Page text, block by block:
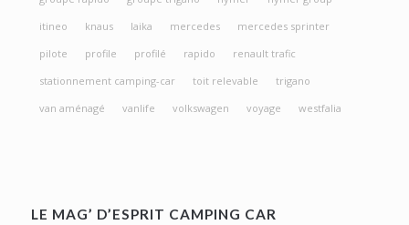
itineo
knaus laika mercedes
mercedes sprinter
pilote
profile profilé rapido
renault trafic
stationnement camping-car
toit relevable
trigano
van aménagé
vanlife volkswagen voyage westfalia
LE MAG’ D’ESPRIT CAMPING CAR